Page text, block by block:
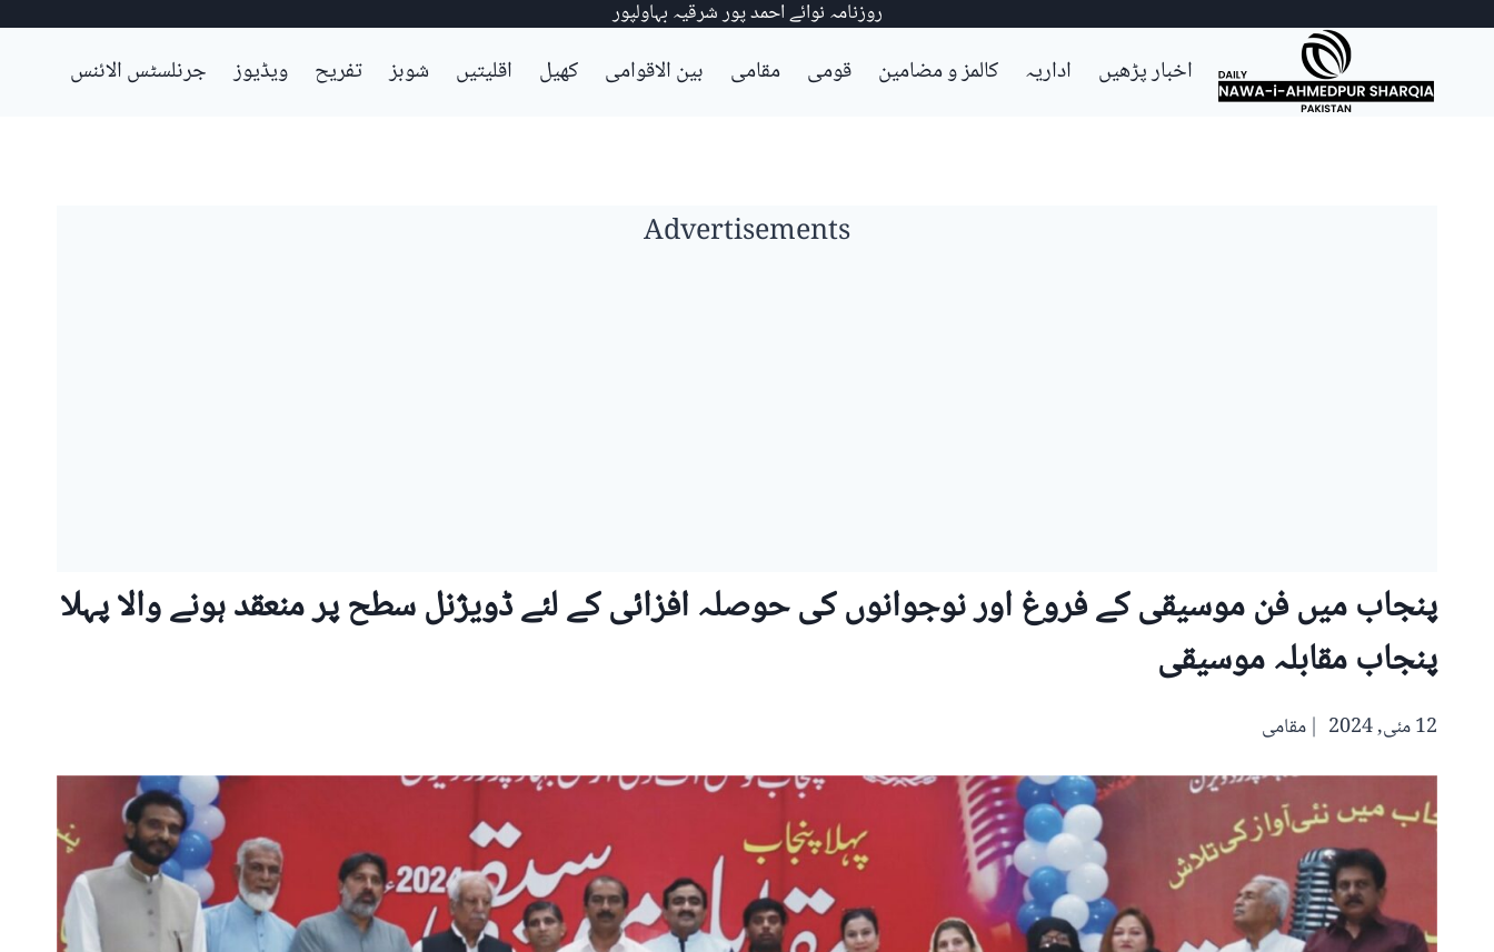
Skip
روزنامہ نوائے احمد پور شرقیہ بہاولپور
اخبار پڑھیں اداریہ کالمز و مضامین قومی مقامی بین الاقوامی کھیل اقلیتیں شوبز تفریح ویڈیوز جرنلسٹس الائنس
Advertisements
پنجاب میں فن موسیقی کے فروغ اور نوجوانوں کی حوصلہ افزائی کے لئے ڈویژنل سطح پر منعقد ہونے والا پہلا
پنجاب مقابلہ موسیقی
12 مئی, 2024 مقامی